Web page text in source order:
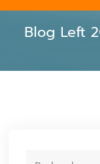
Blog Left